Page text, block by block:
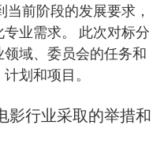
前阶段的发展要求，
业需求。 此次对标分
域、委员会的任务和
划和项目。
影行业采取的举措和